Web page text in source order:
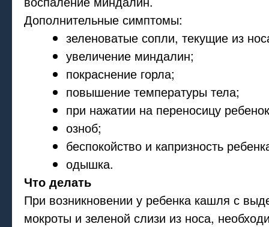
Дополнительные симптомы:
зеленоватые сопли, текущие из
увеличение миндалин;
покраснение горла;
повышение температуры тела;
при нажатии на переносицу
озноб;
беспокойство и капризность
одышка.
Что делать
При возникновении у ребенка кашля с
мокроты и зеленой слизи из носа,